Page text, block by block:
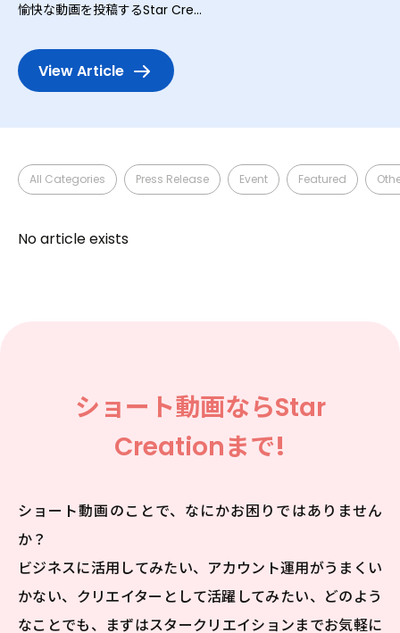
Pickup Topics
援！バスケ魂』に特別出演決定！
愉快な動画を投稿するStar Cre...
View Article
All Categories Press Release Event Featured
No article exists
ショート動画ならStar
Creationまで!
ショート動画のことで、なにかお困りではありません
か？
ビジネスに活用してみたい、アカウント運用がうまくい
かない、クリエイターとして活躍してみたい、 どのよう
なことでも、まずはスタークリエイションまでお気軽に